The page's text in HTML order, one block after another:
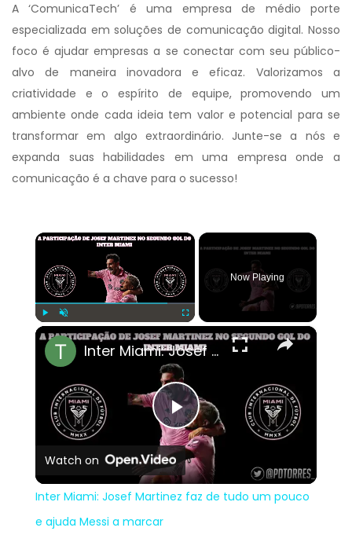
A ‘ComunicaTech’ é uma empresa de médio porte
especializada em soluções de comunicação digital. Nosso
foco é ajudar empresas a se conectar com seu público-
alvo de maneira inovadora e eficaz. Valorizamos a
criatividade e o espírito de equipe, promovendo um
ambiente onde cada ideia tem valor e potencial para se
transformar em algo extraordinário. Junte-se a nós e
expanda suas habilidades em uma empresa onde a
comunicação é a chave para o sucesso!
×
Now Playing
×
Play
Video
Inter Miami: Josef Martinez faz de tudo um pouco e ajuda Messi a marcar
Watch on
Inter Miami: Josef Martinez faz de tudo um pouco
e ajuda Messi a marcar